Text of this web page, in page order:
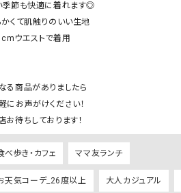
adidas（アディダス）
Antiquite's（アンティークス）
blue willow（ブルーウィロー）
季節も快適に着れます◎
かくて肌触りのいい生地
ウエストで着用
る商品がありましたら
にお声がけください！
お待ちしております！
べ歩き・カフェ ママ友ランチ
天気コーデ_26度以上 大人カジュアル